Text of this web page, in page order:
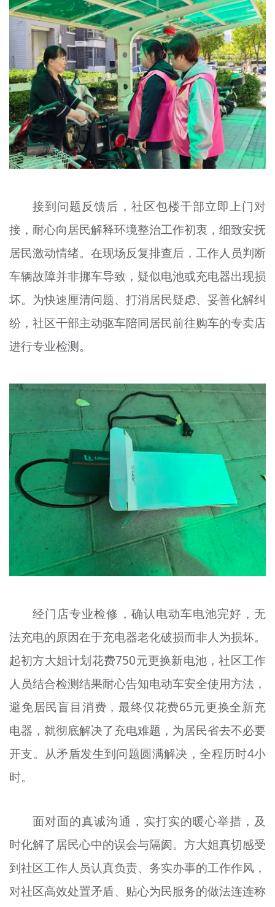
接到问题反馈后，社区包楼干部立即上门对
接，耐心向居民解释环境整治工作初衷，细致安抚
居民激动情绪。在现场反复排查后，工作人员判断
车辆故障并非挪车导致，疑似电池或充电器出现损
坏。为快速厘清问题、打消居民疑虑、妥善化解纠
纷，社区干部主动驱车陪同居民前往购车的专卖店
进行专业检测。
经门店专业检修，确认电动车电池完好，无
法充电的原因在于充电器老化破损而非人为损坏。
起初方大姐计划花费750元更换新电池，社区工作
人员结合检测结果耐心告知电动车安全使用方法，
避免居民盲目消费，最终仅花费65元更换全新充
电器，就彻底解决了充电难题，为居民省去不必要
开支。从矛盾发生到问题圆满解决，全程历时4小
时。
面对面的真诚沟通，实打实的暖心举措，及
时化解了居民心中的误会与隔阂。方大姐真切感受
到社区工作人员认真负责、务实办事的工作作风，
对社区高效处置矛盾、贴心为民服务的做法连连称